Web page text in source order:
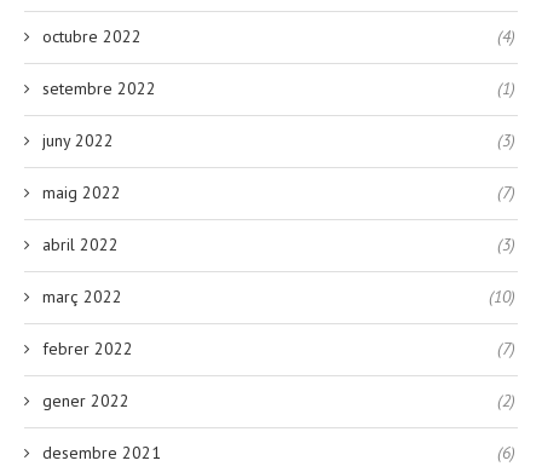
octubre 2022 (4)
setembre 2022 (1)
juny 2022 (3)
maig 2022 (7)
abril 2022 (3)
març 2022 (10)
febrer 2022 (7)
gener 2022 (2)
desembre 2021 (6)